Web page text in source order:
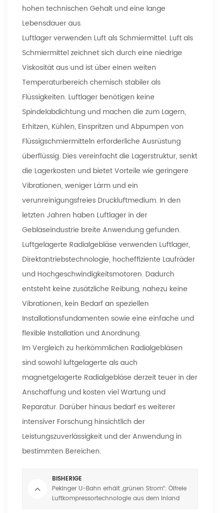
hohen technischen Gehalt und eine lange
Lebensdauer aus.
Luftlager verwenden Luft als Schmiermittel. Luft als
Schmiermittel zeichnet sich durch eine niedrige
Viskosität aus und ist über einen weiten
Temperaturbereich chemisch stabiler als
Flüssigkeiten. Luftlager benötigen keine
Spindelabdichtung und machen die zum Lagern,
Erhitzen, Kühlen, Einspritzen und Abpumpen von
Flüssigschmiermitteln erforderliche Ausrüstung
überflüssig. Dies vereinfacht die Lagerstruktur, senkt
die Lagerkosten und bietet Vorteile wie geringere
Vibrationen, weniger Lärm und ein
verunreinigungsfreies Druckluftmedium. In den
letzten Jahren haben Luftlager in der
Gebläseindustrie breite Anwendung gefunden.
Luftgelagerte Radialgebläse verwenden Luftlager,
Direktantriebstechnologie, hocheffiziente Laufräder
und Hochgeschwindigkeitsmotoren. Dadurch
entsteht keine zusätzliche Reibung, nahezu keine
Vibrationen, kein Bedarf an speziellen
Installationsfundamenten sowie eine einfache und
flexible Installation und Anordnung.
Im Vergleich zu herkömmlichen Radialgebläsen
sind sowohl luftgelagerte als auch
magnetgelagerte Radialgebläse derzeit teuer in der
Anschaffung und kosten viel Wartung und
Reparatur. Darüber hinaus bedarf es weiterer
intensiver Forschung hinsichtlich der
Leistungszuverlässigkeit und der Anwendung in
bestimmten Bereichen.
BISHERIGE
Pekinger U-Bahn erhält „grünen Strom“: Ölfreie
Luftkompressortechnologie aus dem Inland